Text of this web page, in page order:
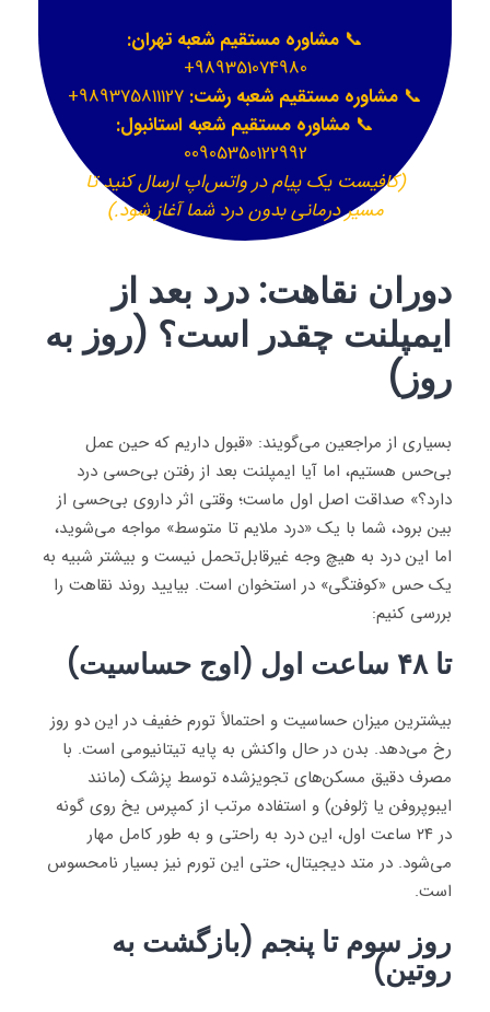
📞 مشاوره مستقیم شعبه تهران:
989351074980+
📞 مشاوره مستقیم شعبه رشت:
📞 مشاوره مستقیم شعبه استانبول:
00905350122992
(کافیست یک پیام در واتس‌اپ ارسال کنید تا
مسیر درمانی بدون درد شما آغاز شود.)
دوران نقاهت: درد بعد از
ایمپلنت چقدر است؟ (روز به
روز)
بسیاری از مراجعین می‌گویند: «قبول داریم که حین عمل
بی‌حس هستیم، اما آیا ایمپلنت بعد از رفتن بی‌حسی درد
دارد؟» صداقت اصل اول ماست؛ وقتی اثر داروی بی‌حسی از
بین برود، شما با یک «درد ملایم تا متوسط» مواجه می‌شوید،
اما این درد به هیچ وجه غیرقابل‌تحمل نیست و بیشتر شبیه به
یک حس «کوفتگی» در استخوان است. بیایید روند نقاهت را
بررسی کنیم:
تا ۴۸ ساعت اول (اوج حساسیت)
بیشترین میزان حساسیت و احتمالاً تورم خفیف در این دو روز
رخ می‌دهد. بدن در حال واکنش به پایه تیتانیومی است. با
مصرف دقیق مسکن‌های تجویزشده توسط پزشک (مانند
ایبوپروفن یا ژلوفن) و استفاده مرتب از کمپرس یخ روی گونه
در ۲۴ ساعت اول، این درد به راحتی و به طور کامل مهار
می‌شود. در متد دیجیتال، حتی این تورم نیز بسیار نامحسوس
است.
روز سوم تا پنجم (بازگشت به
روتین)